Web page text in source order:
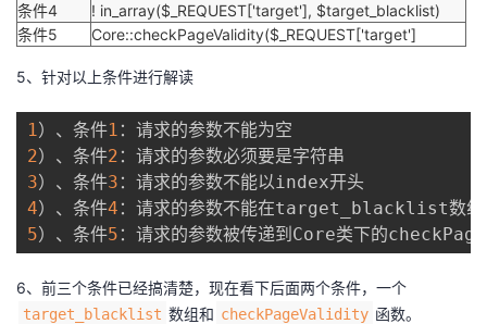
条件4
! in_array($_REQUEST['target'], $target_blacklist)
条件5
Core::checkPageValidity($_REQUEST['target']
5、针对以上条件进行解读
1）、条件1
2）、条件2
3）、条件3
4）、条件4
5）、条件5 ：请求的参数被传递到Core类下的
6、前三个条件已经搞清楚，现在看下后面两个条件，一个
target_blacklist 数组和 checkPageValidity 函数。